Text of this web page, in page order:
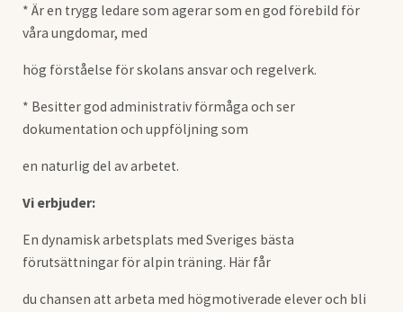
* Är en trygg ledare som agerar som en god förebild för
våra ungdomar, med
hög förståelse för skolans ansvar och regelverk.
* Besitter god administrativ förmåga och ser
dokumentation och uppföljning som
en naturlig del av arbetet.
Vi erbjuder:
En dynamisk arbetsplats med Sveriges bästa
förutsättningar för alpin träning. Här får
du chansen att arbeta med högmotiverade elever och bli